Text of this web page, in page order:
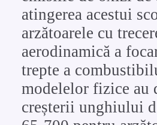
atingerea acestui
arzătoarele cu
aerodinamică a
trepte a
modelelor fizice au
creșterii unghiului